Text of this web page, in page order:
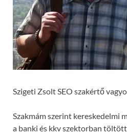
Szigeti Zsolt SEO szakértő
Szakmám szerint kereskedelmi
a banki és kkv szektorban